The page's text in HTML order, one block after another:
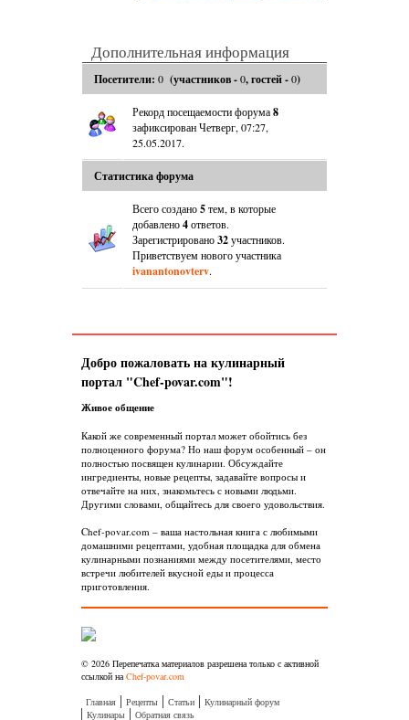
Дополнительная информация
Посетители: 0 (участников -0, гостей -0)
Рекорд посещаемости форума8
зафиксирован Четверг, 07:27,
25.05.2017.
Статистика форума
Всего создано5тем, в которые
добавлено4ответов.
Зарегистрировано32участников.
Приветствуем нового участника
ivanantonovterv.
Добро пожаловать на кулинарный
портал "Chef-povar.com"!
Живое общение
Какой же современный портал может обойтись без
полноценного форума? Но наш форум особенный – он
полностью посвящен кулинарии. Обсуждайте
ингредиенты, новые рецепты, задавайте вопросы и
отвечайте на них, знакомьтесь с новыми людьми.
Другими словами, общайтесь для своего удовольствия.
Chef-povar.com – ваша настольная книга с любимыми
домашними рецептами, удобная площадка для обмена
кулинарными познаниями между посетителями, место
встречи любителей вкусной еды и процесса
приготовления.
© 2026 Перепечатка материалов разрешена только с активной
ссылкой на Chef-povar.com
Главная
Рецепты Статьи
Кулинарный форум
Кулинары
Обратная связь